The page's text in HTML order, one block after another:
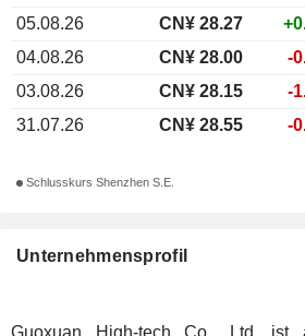
Unternehmensprofil
Guoxuan High-tech Co., Ltd. ist
05.08.26
CN¥ 28.27
04.08.26
CN¥ 28.00 -
03.08.26
CN¥ 28.15 -
31.07.26
CN¥ 28.55 -
Schlusskurs Shenzhen S.E.